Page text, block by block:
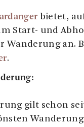
bietet,
Start- und
Wanderung an.
.
gilt schon